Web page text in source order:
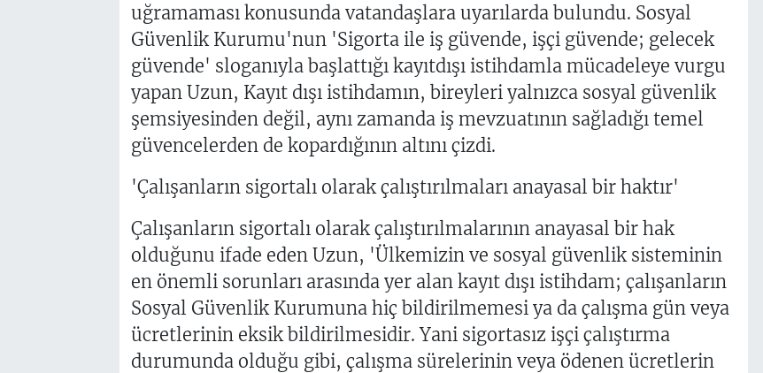
uğramaması konusunda vatandaşlara uyarılarda bulundu. Sosyal
Güvenlik Kurumu'nun 'Sigorta ile iş güvende, işçi güvende; gelecek
güvende' sloganıyla başlattığı kayıtdışı istihdamla mücadeleye vurgu
yapan Uzun, Kayıt dışı istihdamın, bireyleri yalnızca sosyal güvenlik
şemsiyesinden değil, aynı zamanda iş mevzuatının sağladığı temel
güvencelerden de kopardığının altını çizdi.
'Çalışanların sigortalı olarak çalıştırılmaları anayasal bir haktır'
Çalışanların sigortalı olarak çalıştırılmalarının anayasal bir hak
olduğunu ifade eden Uzun, 'Ülkemizin ve sosyal güvenlik sisteminin
en önemli sorunları arasında yer alan kayıt dışı istihdam; çalışanların
Sosyal Güvenlik Kurumuna hiç bildirilmemesi ya da çalışma gün veya
ücretlerinin eksik bildirilmesidir. Yani sigortasız işçi çalıştırma
durumunda olduğu gibi, çalışma sürelerinin veya ödenen ücretlerin